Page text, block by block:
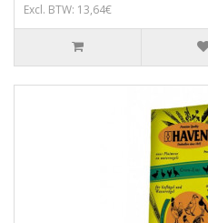
Excl. BTW: 13,64€